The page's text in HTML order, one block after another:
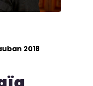
2018